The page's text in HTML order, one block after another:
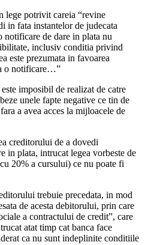
lege potrivit careia “revine
in fata instantelor de judecata
notificare de dare in plata nu
inclusiv conditia privind
este prezumata in favoarea
o notificare…”
imposibil de realizat de catre
unele fapte negative ce tin de
a avea acces la mijloacele de
creditorului de a dovedi
in plata, intrucat legea vorbeste de
20% a cursului) ce nu poate fi
trebuie precedata, in mod
de acesta debitorului, prin care
a contractului de credit”, care
atat timp cat banca face
ca nu sunt indeplinite conditiile